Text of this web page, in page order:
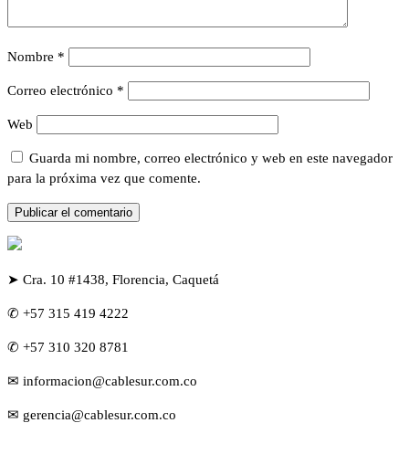
Nombre *
Correo electrónico *
Web
Guarda mi nombre, correo electrónico y web en este navegador
para la próxima vez que comente.
➤ Cra. 10 #1438, Florencia, Caquetá
✆ +57 315 419 4222
✆ +57 310 320 8781
✉ informacion@cablesur.com.co
✉ gerencia@cablesur.com.co